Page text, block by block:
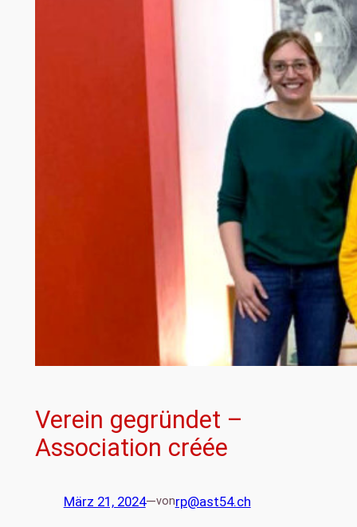
Verein gegründet –
Association créée
März 21, 2024—vonrp@ast54.ch